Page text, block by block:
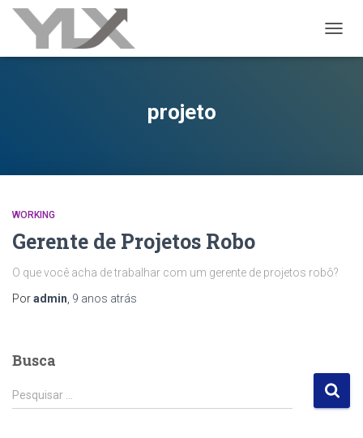
projeto
WORKING
Gerente de Projetos Robo
O que você acha de trabalhar com um gerente de projetos robô?
Poradmin 9 anos atrás
Busca
P
e
Pesquisar …